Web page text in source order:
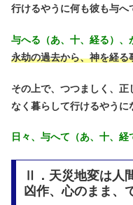
行けるやうに何も彼も与へ
与へる（あ、十、経る）、
永劫の過去から、神を経る
その上で、つつましく、
なく暮らして行けるやうに
日々、与へて（あ、十、経
Ⅱ．天災地変は人
凶作、心のまま、